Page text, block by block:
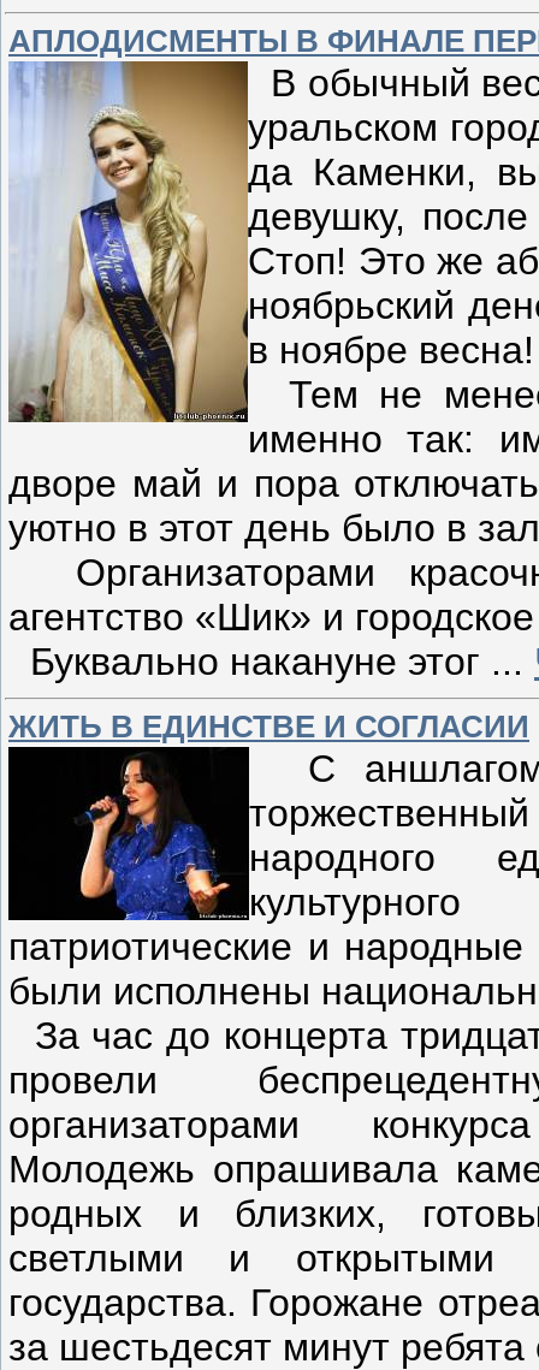
АПЛОДИСМЕНТЫ В ФИНАЛЕ
В обычный
уральском
да Каменки,
девушку,
Стоп! Это же
ноябрьский
в ноябре весна!
Тем не
именно так:
дворе май и пора
уютно в этот день было в
Организаторами
агентство «Шик» и
Буквально накануне этог ...
ЖИТЬ В ЕДИНСТВЕ И СОГЛАСИИ
С аншлагом
народного
патриотические и
были исполнены
За час до концерта
провели
организаторами
Молодежь опрашивала
родных и близких,
светлыми и открытыми
государства. Горожане
за шестьдесят минут